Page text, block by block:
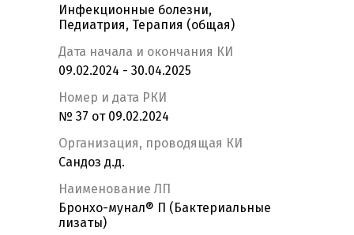
Инфекционные болезни,
Педиатрия, Терапия (общая)
Дата начала и окончания КИ
09.02.2024 - 30.04.2025
Номер и дата РКИ
№ 37 от 09.02.2024
Организация, проводящая КИ
Сандоз д.д.
Наименование ЛП
Бронхо-мунал® П (Бактериальные
лизаты)